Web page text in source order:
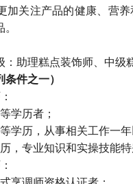
加关注产品的健康、营
助理糕点装饰师、中级
件之一）
学历者；
学历，从事相关工作一年
，专业知识和实操技能特